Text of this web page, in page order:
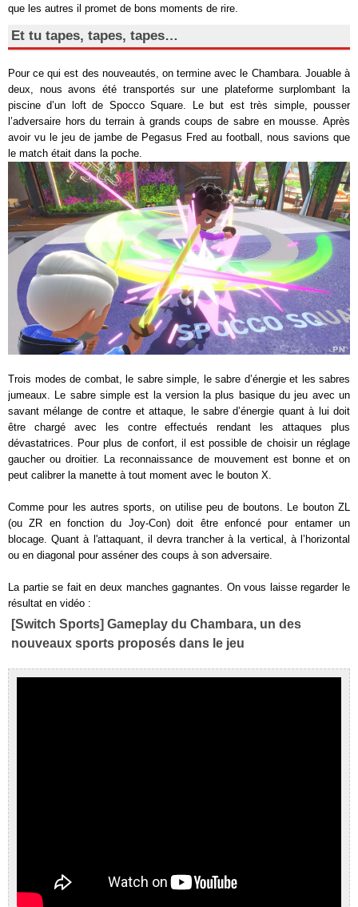
que les autres il promet de bons moments de rire.
Et tu tapes, tapes, tapes…
Pour ce qui est des nouveautés, on termine avec le Chambara. Jouable à
deux, nous avons été transportés sur une plateforme surplombant la
piscine d’un loft de Spocco Square. Le but est très simple, pousser
l’adversaire hors du terrain à grands coups de sabre en mousse. Après
avoir vu le jeu de jambe de Pegasus Fred au football, nous savions que
le match était dans la poche.
Trois modes de combat, le sabre simple, le sabre d’énergie et les sabres
jumeaux. Le sabre simple est la version la plus basique du jeu avec un
savant mélange de contre et attaque, le sabre d’énergie quant à lui doit
être chargé avec les contre effectués rendant les attaques plus
dévastatrices. Pour plus de confort, il est possible de choisir un réglage
gaucher ou droitier. La reconnaissance de mouvement est bonne et on
peut calibrer la manette à tout moment avec le bouton X.
Comme pour les autres sports, on utilise peu de boutons. Le bouton ZL
(ou ZR en fonction du Joy-Con) doit être enfoncé pour entamer un
blocage. Quant à l'attaquant, il devra trancher à la vertical, à l’horizontal
ou en diagonal pour asséner des coups à son adversaire.
La partie se fait en deux manches gagnantes. On vous laisse regarder le
résultat en vidéo :
[Switch Sports] Gameplay du Chambara, un des
nouveaux sports proposés dans le jeu